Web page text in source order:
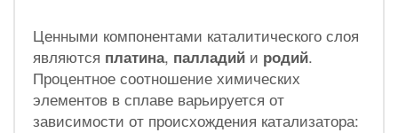
Ценными компонентами каталитического слоя
являются платина, палладий и родий.
Процентное соотношение химических
элементов в сплаве варьируется от
зависимости от происхождения катализатора: